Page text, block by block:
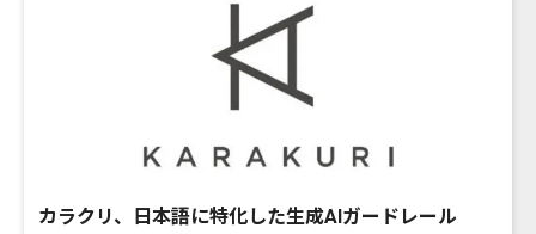
カラクリ、日本語に特化した生成AIガードレール